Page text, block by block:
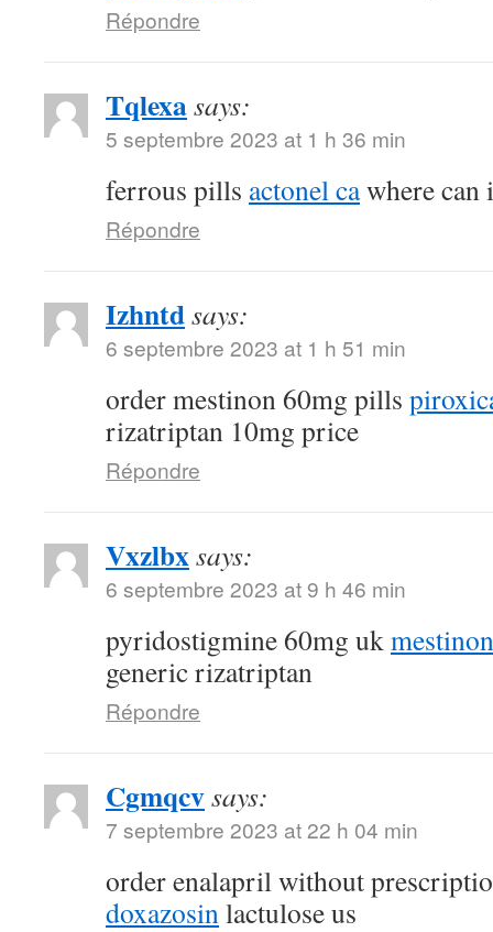
Répondre
Tqlexasays:
5 septembre 2023 at 1 h 36 min
ferrous pills actonel cawhere can
Répondre
Izhntdsays:
6 septembre 2023 at 1 h 51 min
order mestinon 60mg pills
rizatriptan 10mg price
Répondre
Vxzlbxsays:
6 septembre 2023 at 9 h 46 min
pyridostigmine 60mg uk
generic rizatriptan
Répondre
Cgmqcvsays:
7 septembre 2023 at 22 h 04 min
order enalapril without
doxazosinlactulose us